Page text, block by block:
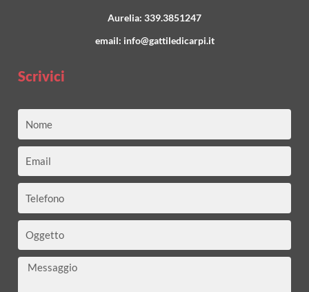
Aurelia: 339.3851247
email: info@gattiledicarpi.it
Scrivici
Messaggio